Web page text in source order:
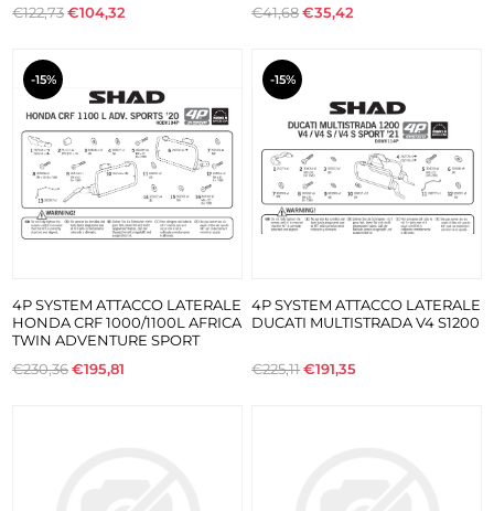
€122,73€104,32
€41,68€35,42
-15%
4P SYSTEM ATTACCO LATERALE
HONDA CRF 1000/1100L AFRICA
TWIN ADVENTURE SPORT
€230,36€195,81
-15%
4P SYSTEM ATTACCO LATERALE
DUCATI MULTISTRADA V4 S1200
€225,11€191,35